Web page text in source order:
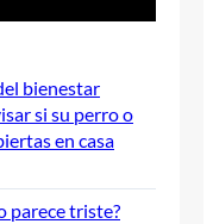
bienestar
si su perro o
en casa
parece triste?